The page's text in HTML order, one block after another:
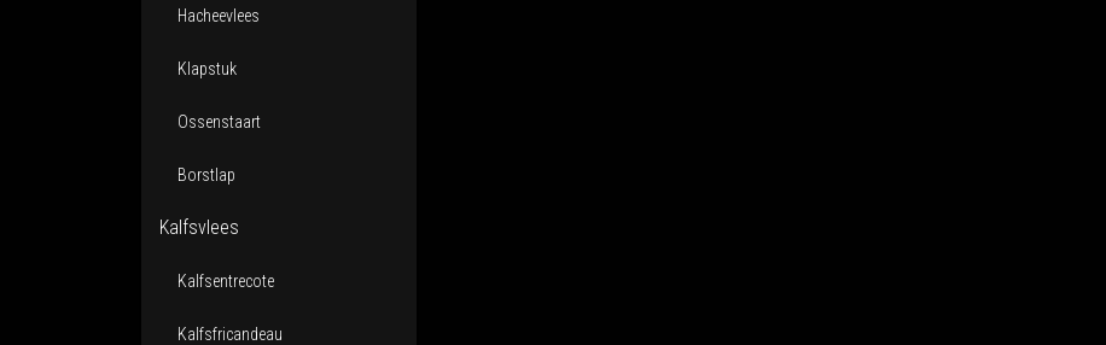
Hacheevlees
Klapstuk
Ossenstaart
Borstlap
Kalfsvlees
Kalfsentrecote
Kalfsfricandeau